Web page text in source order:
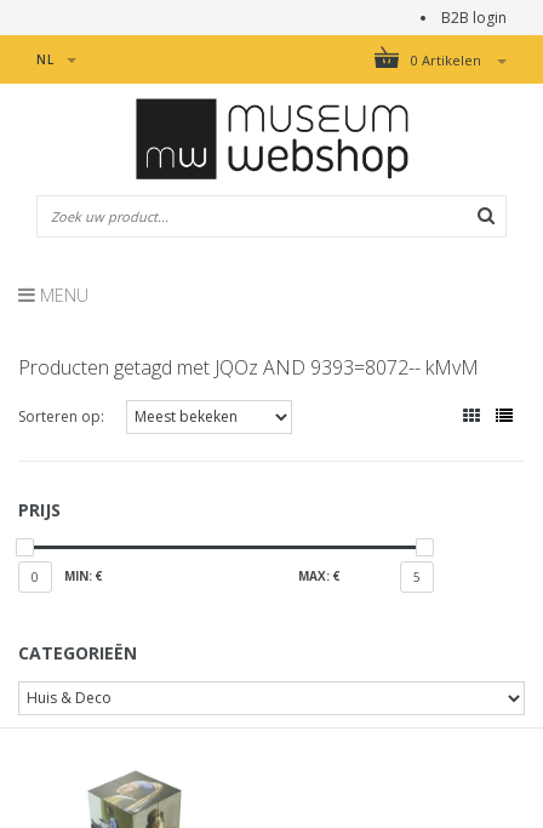
B2B login
0 Artikelen
NL
MENU
Producten getagd met JQOz AND 9393=8072-- kMvM
Sorteren op:
PRIJS
0 MIN: € MAX: € 5
CATEGORIEËN